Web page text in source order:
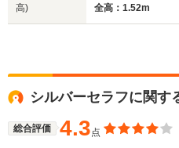
WLTCモード
燃費
高)
全高：1.52m
シルバーセラフに関す
総合評価 4.3点